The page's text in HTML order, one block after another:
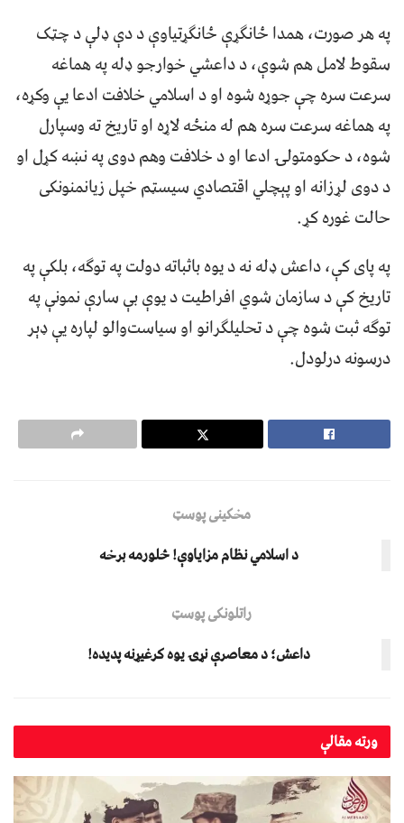
په هر صورت، همدا ځانګړې ځانګړتیاوې د دې ډلې د چټک
سقوط لامل هم شوې، د داعشي خوارجو ډله په هماغه
سرعت سره چې جوړه شوه او د اسلامي خلافت ادعا یې وکړه،
په هماغه سرعت سره هم له منځه لاړه او تاریخ ته وسپارل
شوه، د حکومتولۍ ادعا او د خلافت وهم دوی په نښه کړل او
د دوی لړزانه او پېچلي اقتصادي سیسټم خپل زیانمنونکی
حالت غوره کړ.
په پای کې، داعش ډله نه د یوه باثباته دولت په توګه، بلکې په
تاریخ کې د سازمان شوي افراطیت د یوې بې سارې نمونې په
توګه ثبت شوه چې د تحلیلګرانو او سیاست‌والو لپاره یې ډېر
درسونه درلودل.
مخکینی پوسټ
د اسلامي نظام مزاياوې! څلورمه برخه
راتلونکی پوسټ
داعش؛ د معاصرې نړۍ یوه کرغیړنه پدیده!
ورتهمقالې